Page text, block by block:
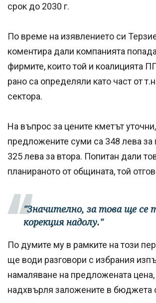
срок до 2030 г.
По време на изявлението си
коментира дали компанията
фирмите, които той и коалицията
рано са определяли като част от
сектора.
На въпрос за цените кметът
предложените суми са 348 лева за
325 лева за втора. Попитан дали
планираното от общината, той
"Значително, за това ще се
корекция надолу."
По думите му в рамките на този
ще води разговори с избрания
намаляване на предложената цена,
надхвърля заложените в бюджета